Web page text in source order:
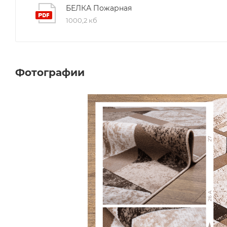
БЕЛКА Пожарная
1000,2 кб
Фотографии